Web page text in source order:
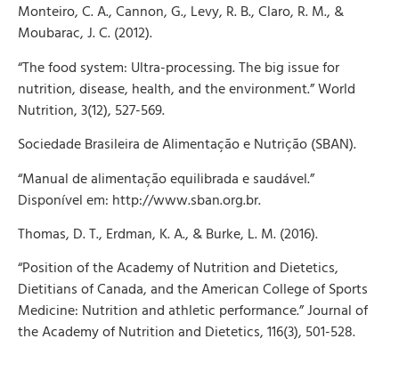
Monteiro, C. A., Cannon, G., Levy, R. B., Claro, R. M., &
Moubarac, J. C. (2012).
“The food system: Ultra-processing. The big issue for
nutrition, disease, health, and the environment.” World
Nutrition, 3(12), 527-569.
Sociedade Brasileira de Alimentação e Nutrição (SBAN).
“Manual de alimentação equilibrada e saudável.”
Disponível em: http://www.sban.org.br.
Thomas, D. T., Erdman, K. A., & Burke, L. M. (2016).
“Position of the Academy of Nutrition and Dietetics,
Dietitians of Canada, and the American College of Sports
Medicine: Nutrition and athletic performance.” Journal of
the Academy of Nutrition and Dietetics, 116(3), 501-528.